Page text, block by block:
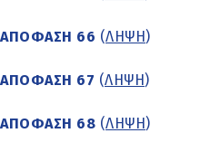
ΑΠΟΦΑΣΗ 66 (ΛΗΨΗ )
ΑΠΟΦΑΣΗ 67 (ΛΗΨΗ )
ΑΠΟΦΑΣΗ 68 (ΛΗΨΗ )